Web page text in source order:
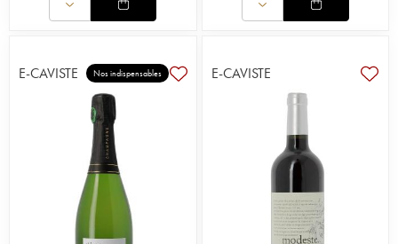
E-CAVISTE Nos indispensables E-CAVISTE